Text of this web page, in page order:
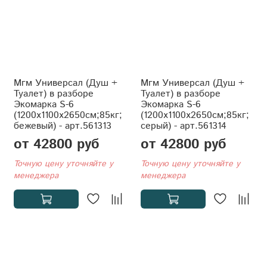
Мгм Универсал (Душ +
Туалет) в разборе
Экомарка S-6
(1200x1100x2650см;85кг;
бежевый) - арт.561313
от 42800 руб
Точную цену уточняйте у
менеджера
Мгм Универсал (Душ +
Туалет) в разборе
Экомарка S-6
(1200x1100x2650см;85кг;
серый) - арт.561314
от 42800 руб
Точную цену уточняйте у
менеджера